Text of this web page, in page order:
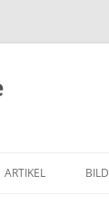
ARTIKEL